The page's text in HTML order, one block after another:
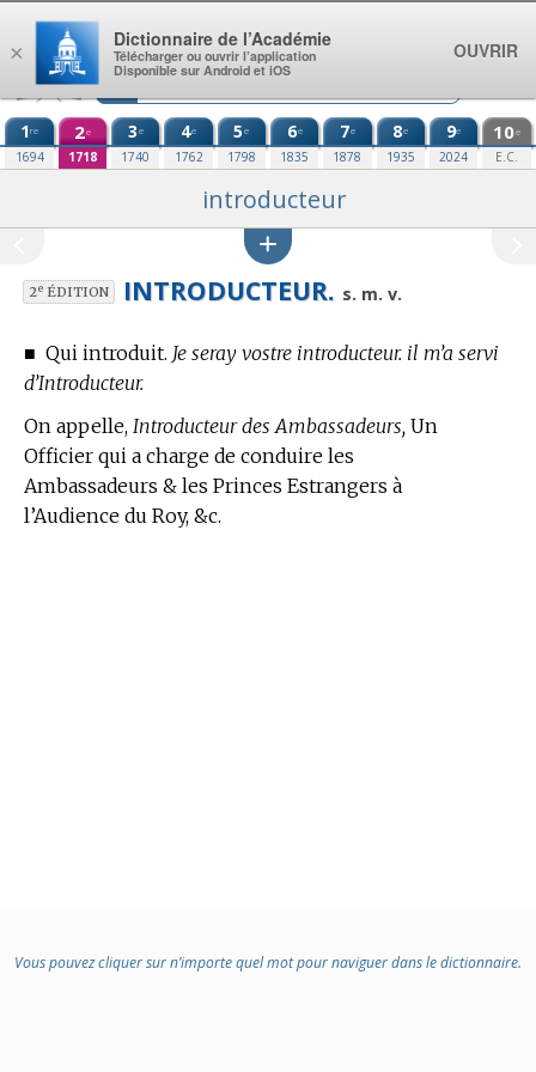
Aller au contenu
1re
1694
2e
1718
3e
1740
4e
1762
5e
1798
6e
1835
7e
1878
8e
1935
9e
2024
10e
E.C.
introducteur
2eÉDITION INTRODUCTEUR. s. m. v.
■ Qui introduit. Je seray vostre introducteur. il m’a servi
d’Introducteur.
On appelle, Introducteur des Ambassadeurs, Un
Officier qui a charge de conduire les
Ambassadeurs & les Princes Estrangers à
l’Audience du Roy, &c.
Vous pouvez cliquer sur n’importe quel mot pour naviguer dans le dictionnaire.
×
Dictionnaire de l’Académie
Télécharger ou ouvrir l’application
Disponible sur Android et iOS
OUVRIR